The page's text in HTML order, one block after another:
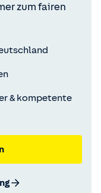
zum fairen
& kompetente